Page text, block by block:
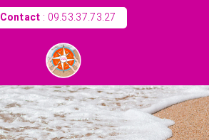
Contact : 09.53.37.73.27